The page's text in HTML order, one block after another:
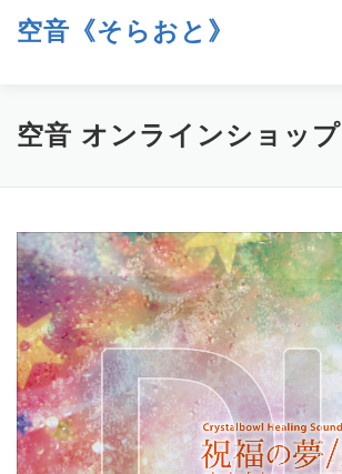
空音《そらおと》
ホーム イベント 空音について
空音 オンラインショップ